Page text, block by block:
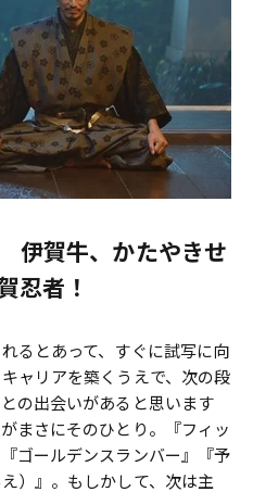
賀牛、かたやきせ
忍者！
るとあって、すぐに試写に向
ャリアを築くうえで、次の段
の出会いがあると思います
まさにそのひとり。『フィッ
ゴールデンスランバー』『予
）』。もしかして、次は主